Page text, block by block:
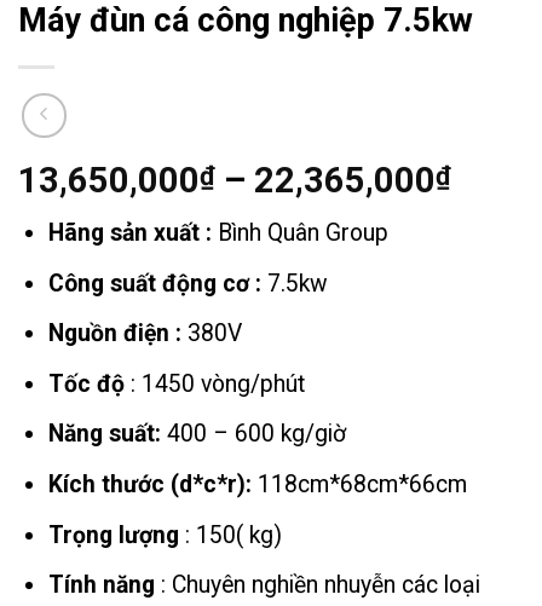
Máy đùn cá công nghiệp 7.5kw
13,650,000₫ – 22,365,000₫
Hãng sản xuất : Bình Quân Group
Công suất động cơ : 7.5kw
Nguồn điện : 380V
Tốc độ : 1450 vòng/phút
Năng suất: 400 – 600 kg/giờ
Kích thước (d*c*r): 118cm*68cm*66cm
Trọng lượng : 150( kg)
Tính năng : Chuyên nghiền nhuyễn các loại